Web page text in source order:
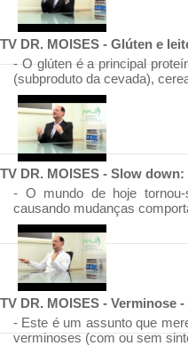
TV DR. MOISES - Glúten e
- O glúten é a principal
(subproduto da cevada),
TV DR. MOISES - Slow
- O mundo de hoje
causando mudanças
TV DR. MOISES - Verminose
- Este é um assunto que
verminoses (com ou sem